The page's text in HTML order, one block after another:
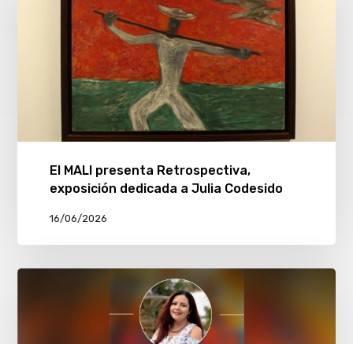
El MALI presenta Retrospectiva,
exposición dedicada a Julia Codesido
16/06/2026